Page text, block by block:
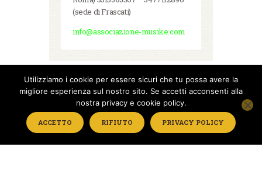
(sede di Frascati)
info@associazione-musike.com
Associazione Musike - Sede Legale Via G. Fontana
61 - 00044 Frascati (Roma) c.f. 92019420584
Utilizziamo i cookie per essere sicuri che tu possa avere la
migliore esperienza sul nostro sito. Se accetti acconsenti alla
nostra privacy e cookie policy.
ACCETTO RIFIUTO PRIVACY POLICY